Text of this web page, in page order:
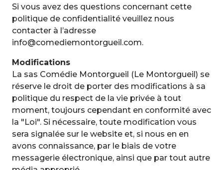
Si vous avez des questions concernant cette
politique de confidentialité veuillez nous
contacter à l’adresse
info@comediemontorgueil.com.
Modifications
La sas Comédie Montorgueil (Le Montorgueil) se
réserve le droit de porter des modifications à sa
politique du respect de la vie privée à tout
moment, toujours cependant en conformité avec
la "Loi". Si nécessaire, toute modification vous
sera signalée sur le website et, si nous en en
avons connaissance, par le biais de votre
messagerie électronique, ainsi que par tout autre